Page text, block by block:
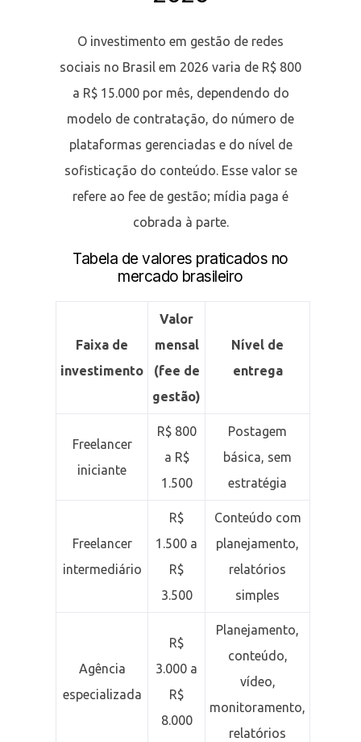
O investimento em gestão de redes
sociais no Brasil em 2026 varia de R$ 800
a R$ 15.000 por mês, dependendo do
modelo de contratação, do número de
plataformas gerenciadas e do nível de
sofisticação do conteúdo. Esse valor se
refere ao fee de gestão; mídia paga é
cobrada à parte.
Tabela de valores praticados no
mercado brasileiro
Faixa de
investimento
Valor
mensal
(fee de
gestão)
Nível de
entrega
Freelancer
iniciante
R$ 800
a R$
1.500
Postagem
básica, sem
estratégia
Freelancer
intermediário
R$
1.500 a
R$
3.500
Conteúdo com
planejamento,
relatórios
simples
Agência
especializada
R$
3.000 a
R$
8.000
Planejamento,
conteúdo,
vídeo,
monitoramento,
relatórios